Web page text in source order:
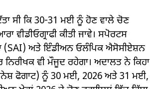
ਸੀ ਕਿ 30-31 ਮਈ ਨੂੰ ਹੋਣ ਵਾਲੇ ਚੋਣ
ਵੀਡੀਓਗ੍ਰਾਫੀ ਕੀਤੀ ਜਾਵੇ। ਸਪੋਰਟਸ
ਅਤੇ ਇੰਡੀਅਨ ਓਲੰਪਿਕ ਐਸੋਸੀਏਸ਼ਨ
ਵੀ ਮੌਜੂਦ ਰਹੇਗਾ। ਅਦਾਲਤ ਨੇ ਕਿਹਾ
ਫੋਗਾਟ) ਨੂੰ 30 ਮਈ, 2026 ਅਤੇ 31 ਮਈ,